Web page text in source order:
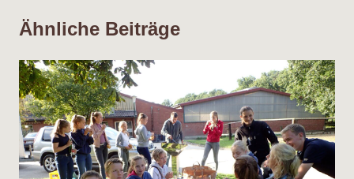
Ähnliche Beiträge